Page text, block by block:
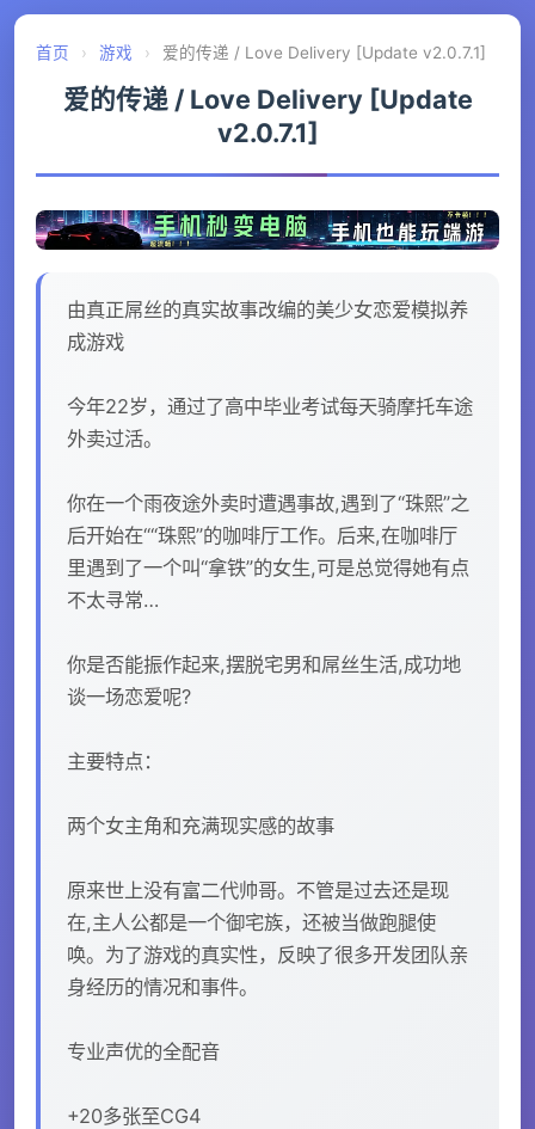
首页 › 游戏 › 爱的传递 / Love Delivery [Update v2.0.7.1]
爱的传递 / Love Delivery [Update
v2.0.7.1]
由真正屌丝的真实故事改编的美少女恋爱模拟养
成游戏
今年22岁，通过了高中毕业考试每天骑摩托车途
外卖过活。
你在一个雨夜途外卖时遭遇事故,遇到了“珠熙”之
后开始在““珠熙”的咖啡厅工作。后来,在咖啡厅
里遇到了一个叫“拿铁”的女生,可是总觉得她有点
不太寻常…
你是否能振作起来,摆脱宅男和屌丝生活,成功地
谈一场恋爱呢?
主要特点：
两个女主角和充满现实感的故事
原来世上没有富二代帅哥。不管是过去还是现
在,主人公都是一个御宅族，还被当做跑腿使
唤。为了游戏的真实性，反映了很多开发团队亲
身经历的情况和事件。
专业声优的全配音
+20多张至CG4